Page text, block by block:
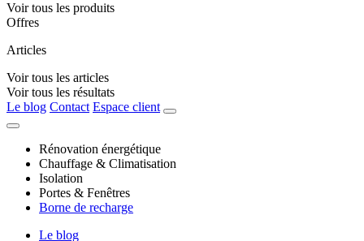
Voir tous les produits
Offres
Articles
Voir tous les articles
Voir tous les résultats
Le blog Contact Espace client
Rénovation énergétique
Chauffage & Climatisation
Isolation
Portes & Fenêtres
Borne de recharge
Le blog